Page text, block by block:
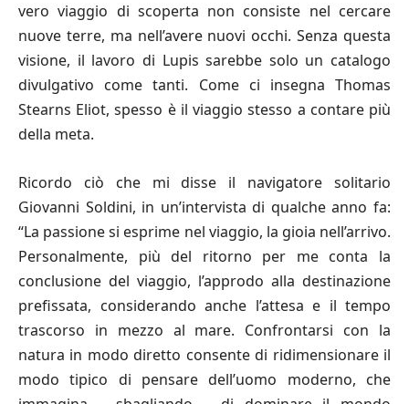
vero viaggio di scoperta non consiste nel cercare
nuove terre, ma nell’avere nuovi occhi. Senza questa
visione, il lavoro di Lupis sarebbe solo un catalogo
divulgativo come tanti. Come ci insegna Thomas
Stearns Eliot, spesso è il viaggio stesso a contare più
della meta.
Ricordo ciò che mi disse il navigatore solitario
Giovanni Soldini, in un’intervista di qualche anno fa:
“La passione si esprime nel viaggio, la gioia nell’arrivo.
Personalmente, più del ritorno per me conta la
conclusione del viaggio, l’approdo alla destinazione
prefissata, considerando anche l’attesa e il tempo
trascorso in mezzo al mare. Confrontarsi con la
natura in modo diretto consente di ridimensionare il
modo tipico di pensare dell’uomo moderno, che